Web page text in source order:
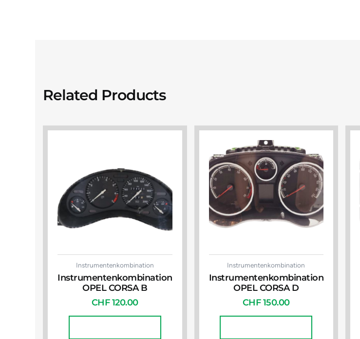
Related Products
Instrumentenkombination
Instrumentenkombination
OPEL CORSA B
CHF120.00
Instrumentenkombination
Instrumentenkombination
OPEL CORSA D
CHF150.00